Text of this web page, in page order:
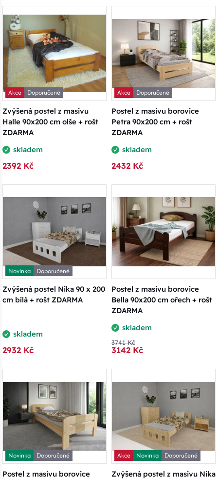
Akce
Doporučené
Zvýšená postel z masivu
Halle 90x200 cm olše + rošt
ZDARMA
skladem
2392 Kč
Akce
Doporučené
Postel z masivu borovice
Petra 90x200 cm + rošt
ZDARMA
skladem
2432 Kč
Novinka
Doporučené
Zvýšená postel Nika 90 x 200
cm bílá + rošt ZDARMA
skladem
2932 Kč
Postel z masivu borovice
Bella 90x200 cm ořech + rošt
ZDARMA
skladem
3741 Kč
3142 Kč
Novinka
Doporučené
Postel z masivu borovice
Akce Novinka
Doporučené
Zvýšená postel z masivu Nika